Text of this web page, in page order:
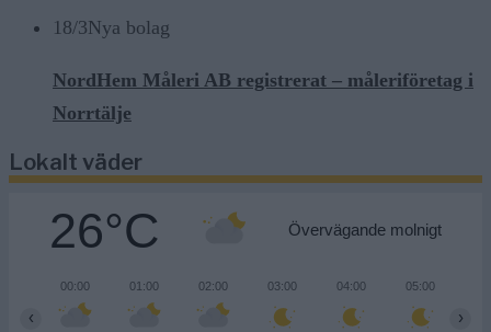
18/3Nya bolag
NordHem Måleri AB registrerat – måleriföretag i
Norrtälje
Lokalt väder
26°C Övervägande molnigt
00:00 01:00 02:00 03:00 04:00 05:00
‹ ›